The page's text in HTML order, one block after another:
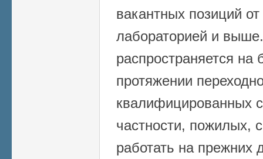
вакантных позиций
лабораторией и
распространяется на
протяжении
квалифицированных
частности, пожилых,
работать на прежних